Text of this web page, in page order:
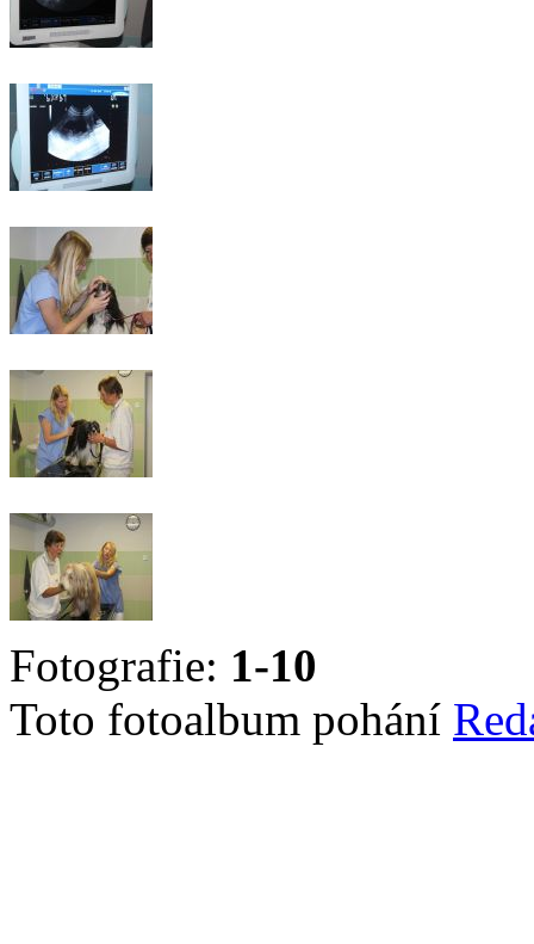
Fotografie: 1-10
Toto fotoalbum pohání